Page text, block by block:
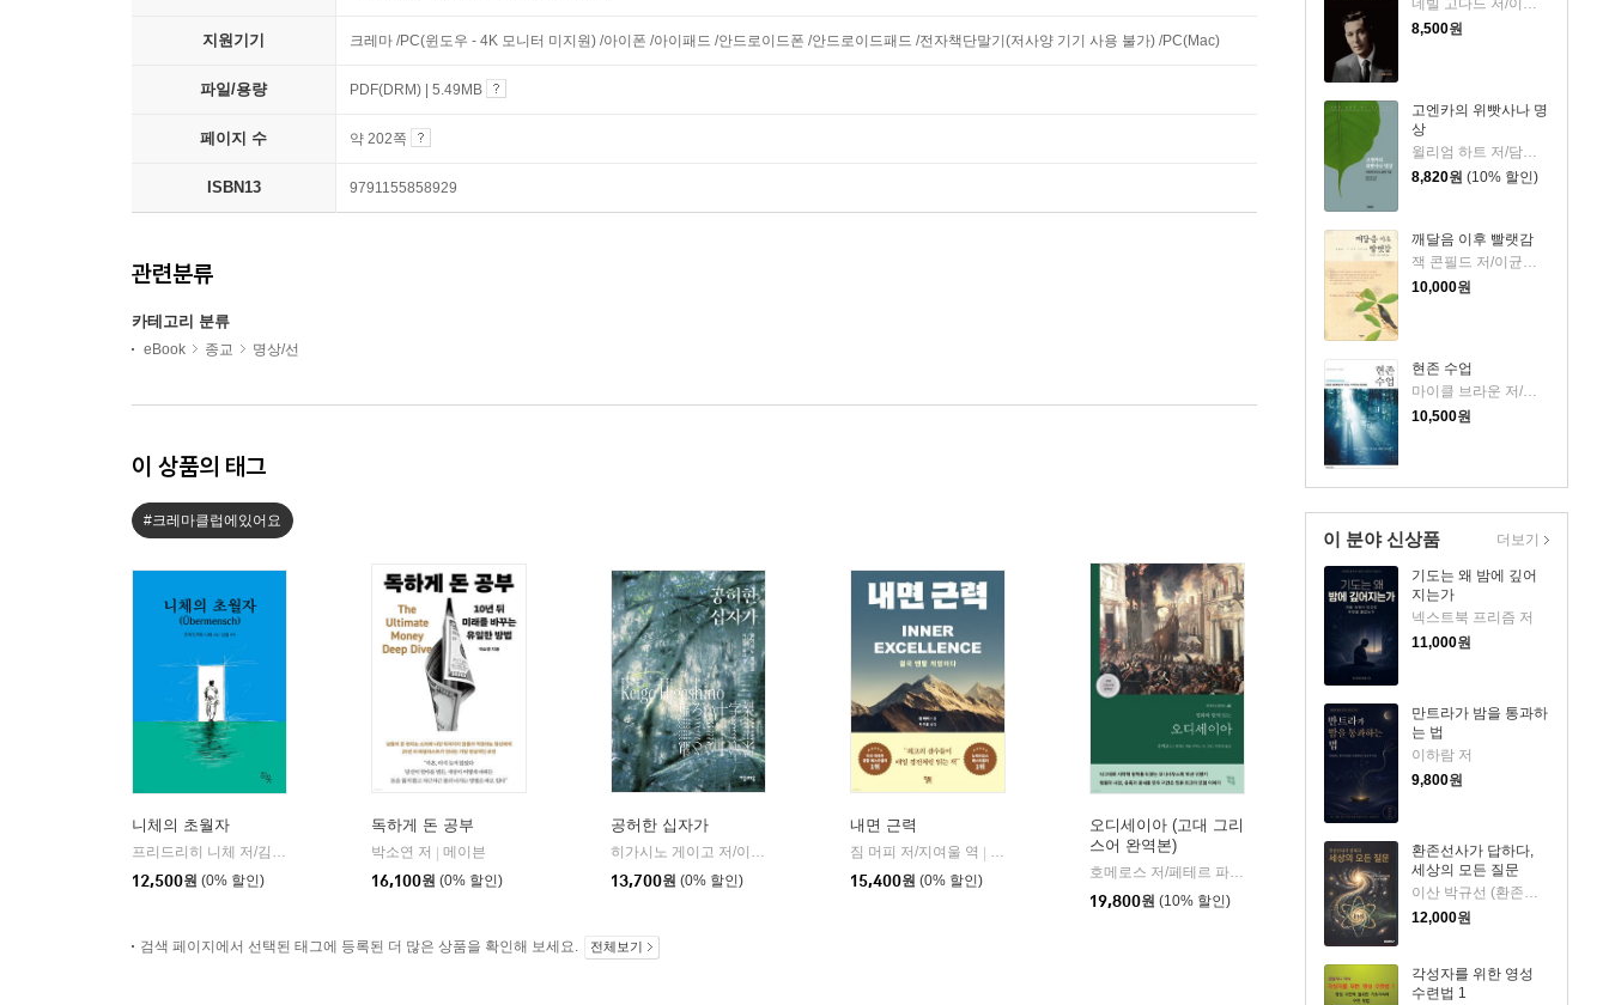
8,500원
고엔카의 위빳사나 명
상
8,820원 (10% 할인)
깨달음 이후 빨랫감
잭 콘필드 저/이균형 역
10,000원
현존 수업
마이클 브라운 저/이재석 역
10,500원
이 분야 신상품
기도는 왜 밤에 깊어
지는가
넥스트북 프리즘 저
11,000원
만트라가 밤을 통과하
는 법
이하람 저
9,800원
환존선사가 답하다,
세상의 모든 질문
이산 박규선 (환존사상연구회) 저
12,000원
각성자를 위한 영성
수련법 1
더보기
지원기기 크레마 /PC(윈도우 - 4K 모니터 미지원) /아이폰 /아이패드 /안드로이드폰 /안드로이드패드 /전자책단말기(저사양 기기 사용 불가) /PC(Mac)
파일/용량 PDF(DRM) | 5.49MB
페이지 수 약 202쪽
ISBN13 9791155858929
관련분류
카테고리 분류
eBook 종교 명상/선
이 상품의 태그
#크레마클럽에있어요
니체의 초월자
12,500원 (0% 할인)
독하게 돈 공부
박소연 저 | 메이븐
16,100원 (0% 할인)
공허한 십자가
자음과모음
13,700원 (0% 할인)
내면 근력
짐 머피 저/지여울 역 |
15,400원 (0% 할인)
오디세이아 (고대 그리
스어 완역본)
현대지성
19,800원 (10% 할인)
검색 페이지에서 선택된 태그에 등록된 더 많은 상품을 확인해 보세요. 전체보기